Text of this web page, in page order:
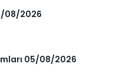
08/2026
05/08/2026